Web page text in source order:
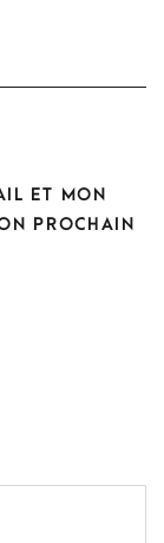
ET MON
PROCHAIN